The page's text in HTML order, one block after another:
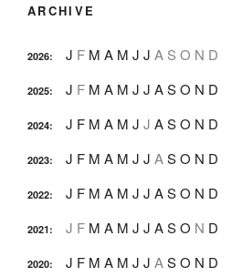
ARCHIVE
2026: J F M A M J J A S O N D
2025: J F M A M J J ASO N D
2024: J F M A M J J ASO N D
2023: J F M A M J J ASO N D
2022: J F M A M J J ASO N D
2021: J F M A M J J ASO N D
2020: J F M A M J J ASO N D